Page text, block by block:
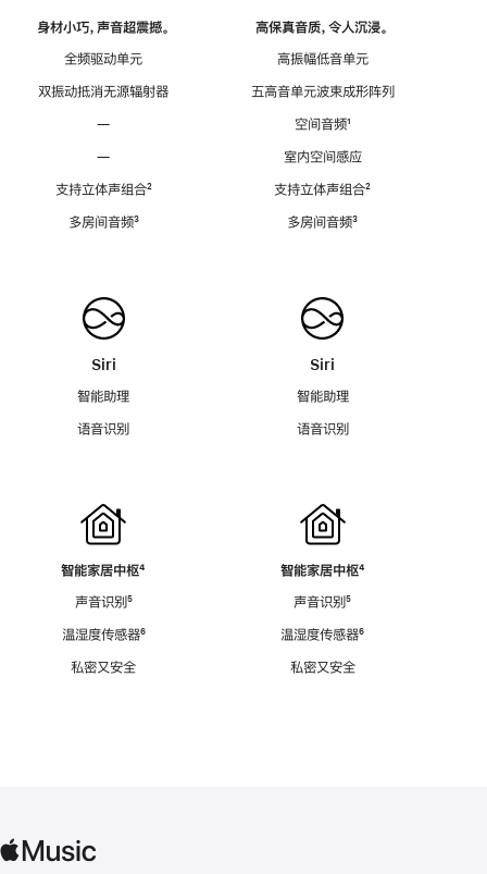
身材小巧，声音超震撼。
全频驱动单元
双振动抵消无源辐射器
—
—
支持立体声组合脚
²
多房间音频脚
³
Siri
智能助理
语音识别
智能家居中枢脚
⁴
声音识别脚
⁵
温湿度传感器脚
⁶
私密又安全
高保真音质，令人沉浸。
高振幅低音单元
五高音单元波束成形阵列
空间音频脚
¹
室内空间感应
支持立体声组合脚
²
多房间音频脚
³
Siri
智能助理
语音识别
智能家居中枢脚
⁴
声音识别脚
⁵
温湿度传感器脚
⁶
私密又安全